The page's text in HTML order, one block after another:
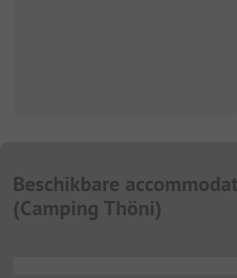
Beschikbare
(Camping Thöni)